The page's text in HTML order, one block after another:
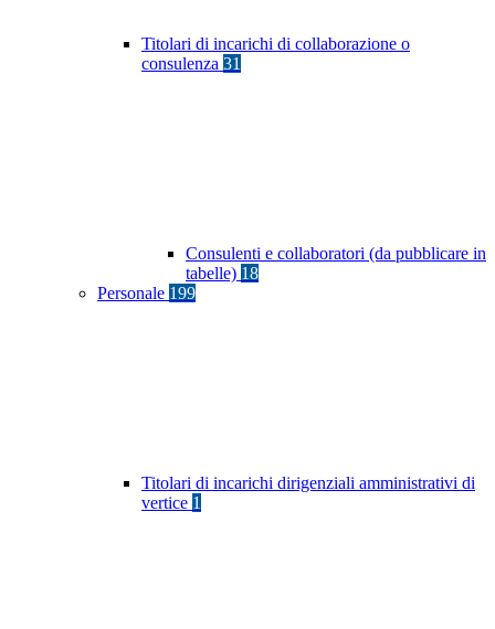
Titolari di incarichi di collaborazione o
consulenza 31
Consulenti e collaboratori (da pubblicare in
tabelle) 18
Personale 199
Titolari di incarichi dirigenziali amministrativi di
vertice 1